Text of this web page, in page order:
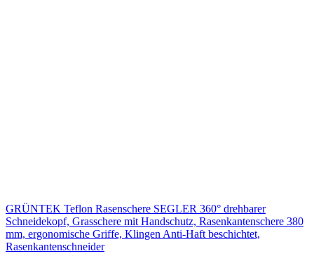
GRÜNTEK Teflon Rasenschere SEGLER 360° drehbarer
Schneidekopf, Grasschere mit Handschutz, Rasenkantenschere 380
mm, ergonomische Griffe, Klingen Anti-Haft beschichtet,
Rasenkantenschneider